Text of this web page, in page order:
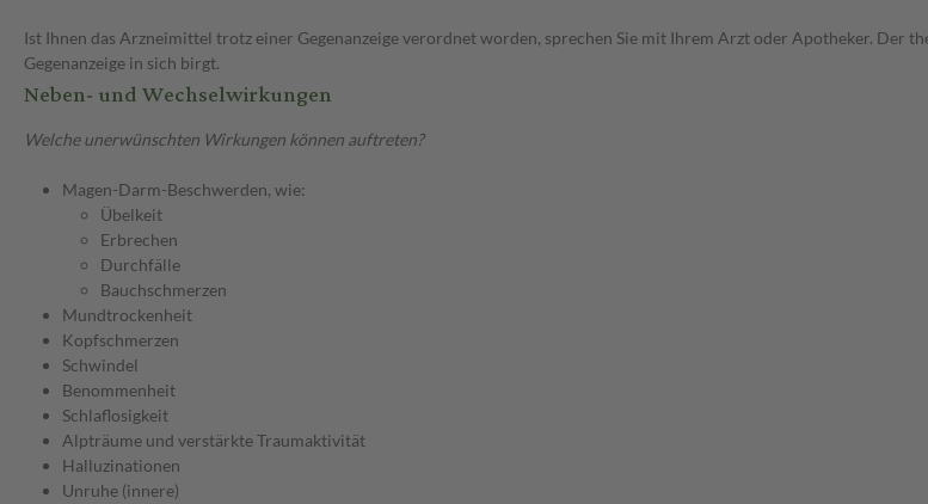
Ist Ihnen das Arzneimittel trotz einer Gegenanzeige verordnet worden, sprechen Sie mit Ihrem Arzt oder Apotheker. Der
Gegenanzeige in sich birgt.
Neben- und Wechselwirkungen
Welche unerwünschten Wirkungen können auftreten?
Magen-Darm-Beschwerden, wie:
Übelkeit
Erbrechen
Durchfälle
Bauchschmerzen
Mundtrockenheit
Kopfschmerzen
Schwindel
Benommenheit
Schlaflosigkeit
Alpträume und verstärkte Traumaktivität
Halluzinationen
Unruhe (innere)